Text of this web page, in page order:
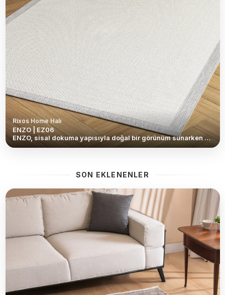
Rixos Home Halı
ENZO | EZ06
ENZO, sisal dokuma yapısıyla doğal bir görünüm sunarken hafif formu sayesinde kullanım kolaylığı sağlar. İnce ve şık dokusu, yaşam alanlarına ferah bir hava katarken modern ve sade dekorasyonlarla mükemmel uyum yakalar. Günlük kullanıma uygun yapısı, pratikliği estetikle bir araya getirir. <br /> <br /> Kaymaz tabanlı yapısı sayesinde zemine sağlam tutunur ve güvenli bir kullanım sunar. Temizliği son derece kolay olan ENZO, yoğun tempolu yaşam alanları için ideal bir çözümdür. Dayanıklı, hafif ve fonksiyonel yapısıyla salon, mutfak, antre ve balkon gibi alanlarda rahatlıkla tercih edilebilir.
SON EKLENENLER